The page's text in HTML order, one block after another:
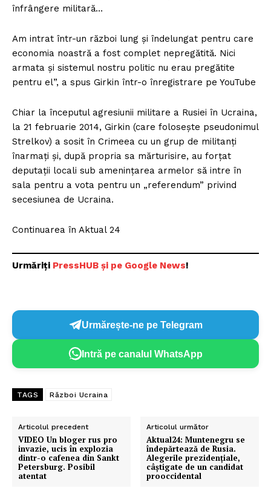
înfrângere militară…
Am intrat într-un război lung şi îndelungat pentru care
economia noastră a fost complet nepregătită. Nici
armata şi sistemul nostru politic nu erau pregătite
pentru el”, a spus Girkin într-o înregistrare pe YouTube
Chiar la începutul agresiunii militare a Rusiei în Ucraina,
la 21 februarie 2014, Girkin (care foloseşte pseudonimul
Strelkov) a sosit în Crimeea cu un grup de militanţi
înarmaţi şi, după propria sa mărturisire, au forţat
deputaţii locali sub ameninţarea armelor să intre în
sala pentru a vota pentru un „referendum” privind
secesiunea de Ucraina.
Continuarea în Aktual 24
Urmăriți PressHUB și pe Google News!
Urmărește-ne pe Telegram
Intră pe canalul WhatsApp
TAGS Război Ucraina
Articolul precedent
VIDEO Un bloger rus pro
invazie, ucis în explozia
dintr-o cafenea din Sankt
Petersburg. Posibil
atentat
Articolul următor
Aktual24: Muntenegru se
îndepărtează de Rusia.
Alegerile prezidențiale,
câștigate de un candidat
prooccidental